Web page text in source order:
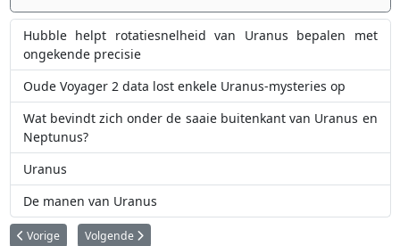
Hubble helpt rotatiesnelheid van Uranus bepalen met
ongekende precisie
Oude Voyager 2 data lost enkele Uranus-mysteries op
Wat bevindt zich onder de saaie buitenkant van Uranus en
Neptunus?
Uranus
De manen van Uranus
Vorig artikel: ESA traceert zeldzame interstellaire komeet
Vorige Volgende artikel: Magnetische gordijnen op de zon: NSF
Volgende